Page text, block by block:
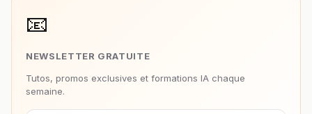
📧
NEWSLETTER GRATUITE
Tutos, promos exclusives et formations IA chaque
semaine.